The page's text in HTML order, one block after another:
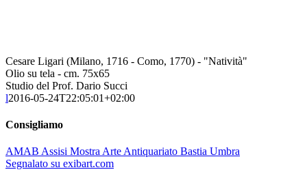
Cesare Ligari (Milano, 1716 - Como, 1770) - "Natività"
Olio su tela - cm. 75x65
Studio del Prof. Dario Succi
l2016-05-24T22:05:01+02:00
Consigliamo
AMAB Assisi Mostra Arte Antiquariato Bastia Umbra
Segnalato su exibart.com